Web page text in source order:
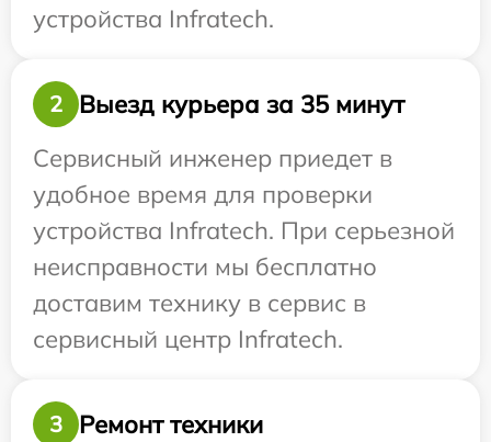
устройства Infratech.
2
Выезд курьера за 35 минут
Сервисный инженер приедет в
удобное время для проверки
устройства Infratech. При серьезной
неисправности мы бесплатно
доставим технику в сервис в
сервисный центр Infratech.
3
Ремонт техники